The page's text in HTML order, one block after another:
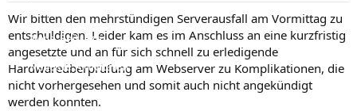
Empfohlene Inhalte
Neue Beiträge
Neueste Aktivitäten
Leserartikel
Wir bitten den mehrstündigen Serverausfall am Vormittag zu
entschuldigen. Leider kam es im Anschluss an eine kurzfristig
angesetzte und an für sich schnell zu erledigende
Hardwareüberprüfung am Webserver zu Komplikationen, die
nicht vorhergesehen und somit auch nicht angekündigt
werden konnten.